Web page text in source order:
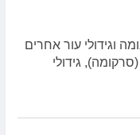
ומרצה בבית
כמו כן, אחראי על
המרכז רפואי רבין.
לכירורגיה
וגידולי עור אחרים
גידולי